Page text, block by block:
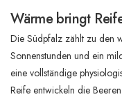
Wärme bringt
Die Südpfalz zählt zu den
Sonnenstunden und ein
eine vollständige
Reife entwickeln die